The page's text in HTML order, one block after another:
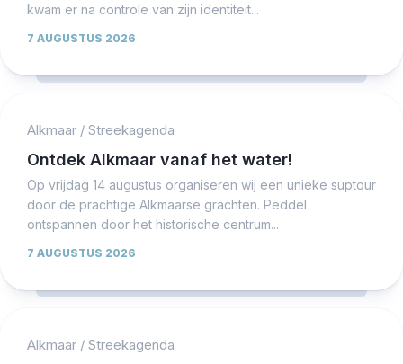
kwam er na controle van zijn identiteit...
7 AUGUSTUS 2026
Alkmaar / Streekagenda
Ontdek Alkmaar vanaf het water!
Op vrijdag 14 augustus organiseren wij een unieke suptour
door de prachtige Alkmaarse grachten. Peddel
ontspannen door het historische centrum...
7 AUGUSTUS 2026
Alkmaar / Streekagenda